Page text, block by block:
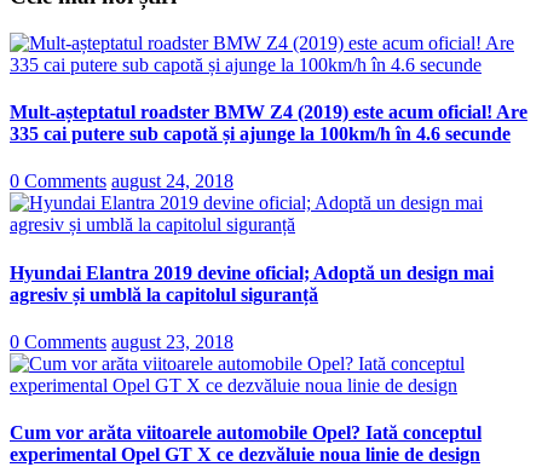
Mult-așteptatul roadster BMW Z4 (2019) este acum oficial! Are
335 cai putere sub capotă și ajunge la 100km/h în 4.6 secunde
0 Comments august 24, 2018
Hyundai Elantra 2019 devine oficial; Adoptă un design mai
agresiv și umblă la capitolul siguranță
0 Comments august 23, 2018
Cum vor arăta viitoarele automobile Opel? Iată conceptul
experimental Opel GT X ce dezvăluie noua linie de design